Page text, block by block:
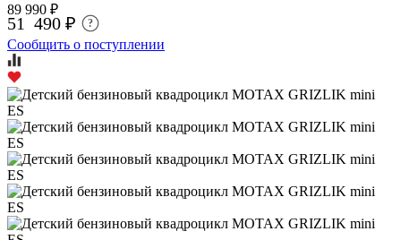
89 990 ₽
51 490 ₽ ?
Сообщить о поступлении